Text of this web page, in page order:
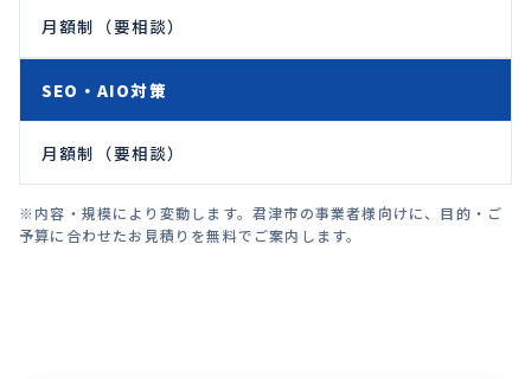
月額制（要相談）
SEO・AIO対策
月額制（要相談）
※内容・規模により変動します。君津市の事業者様向けに、目的・ご
予算に合わせたお見積りを無料でご案内します。